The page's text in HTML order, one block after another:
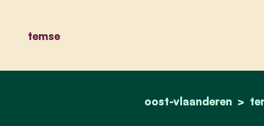
temse
oost-vlaanderen